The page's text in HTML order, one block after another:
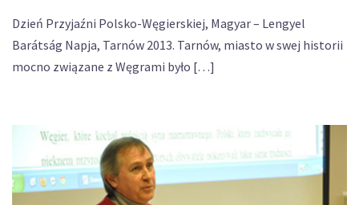
Dzień Przyjaźni Polsko-Węgierskiej, Magyar – Lengyel
Barátság Napja, Tarnów 2013. Tarnów, miasto w swej historii
mocno związane z Węgrami było […]